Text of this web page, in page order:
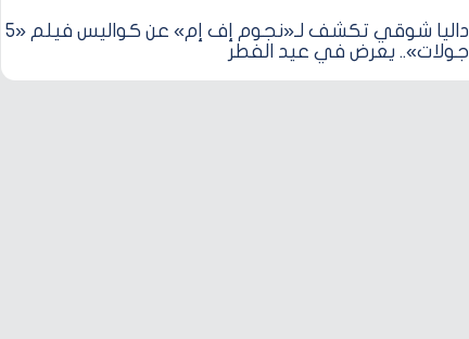
داليا شوقي تكشف لـ«نجوم إف إم» عن كواليس فيلم «5
جولات».. يعرض في عيد الفطر